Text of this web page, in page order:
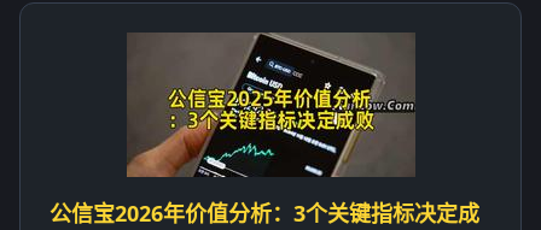
公信宝2026年价值分析：3个关键指标决定成